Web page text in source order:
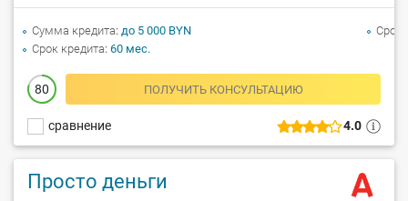
4.0
сравнение
80 ПОЛУЧИТЬ КОНСУЛЬТАЦИЮ
Сумма кредита до 5 000 BYN
Срок кредита 60 мес.
Срок
Просто деньги